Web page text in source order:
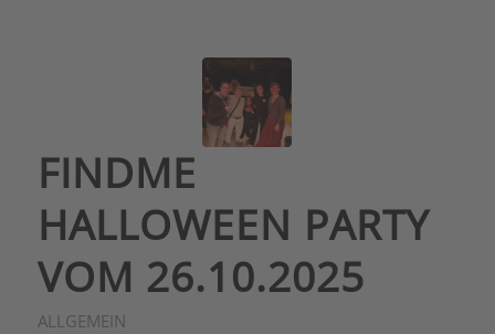
FINDME
HALLOWEEN PARTY
VOM 26.10.2025
ALLGEMEIN